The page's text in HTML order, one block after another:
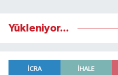
Yükleniyor...